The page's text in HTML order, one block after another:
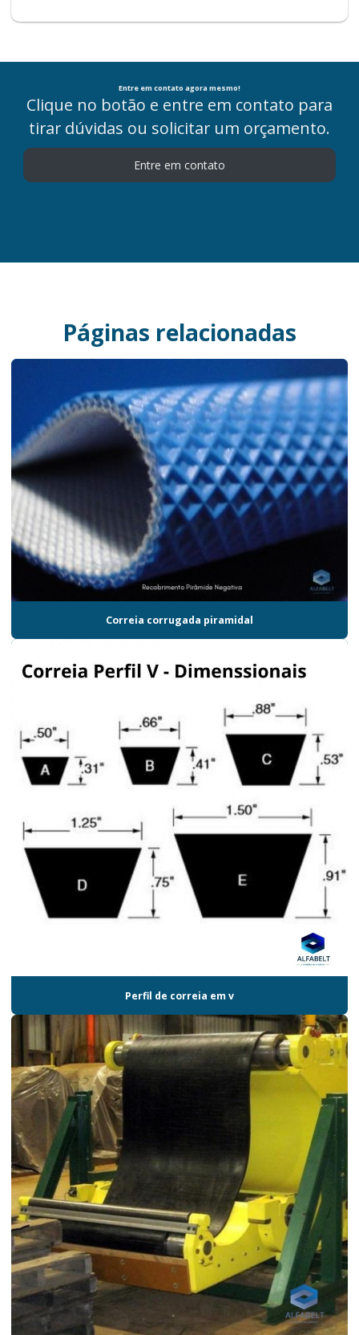
Entre em contato agora mesmo!
Clique no botão e entre em contato para
tirar dúvidas ou solicitar um orçamento.
Entre em contato
Páginas relacionadas
Correia corrugada piramidal
Perfil de correia em v